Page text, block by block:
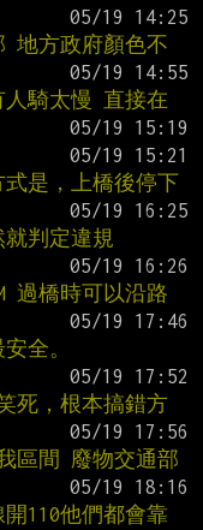
地方政府顏色不
騎太慢 直接在
是，上橋後停下
判定違規
過橋時可以沿路
全。
死，根本搞錯方
區間 廢物交通部
110他們都會靠